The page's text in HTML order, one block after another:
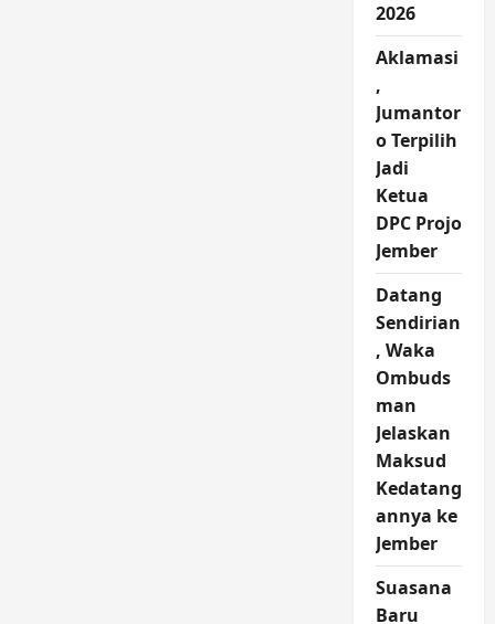
2026
Aklamasi
,
Jumantor
o Terpilih
Jadi
Ketua
DPC Projo
Jember
Datang
Sendirian
, Waka
Ombuds
man
Jelaskan
Maksud
Kedatang
annya ke
Jember
Suasana
Baru